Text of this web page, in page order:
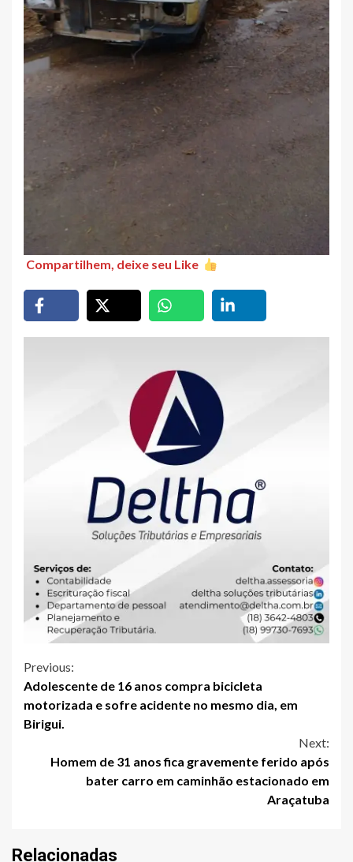
Compartilhem, deixe seu Like
Continue
Reading
Previous:
Adolescente de 16 anos compra bicicleta
motorizada e sofre acidente no mesmo dia, em
Birigui.
Next:
Homem de 31 anos fica gravemente ferido após
bater carro em caminhão estacionado em
Araçatuba
Relacionadas